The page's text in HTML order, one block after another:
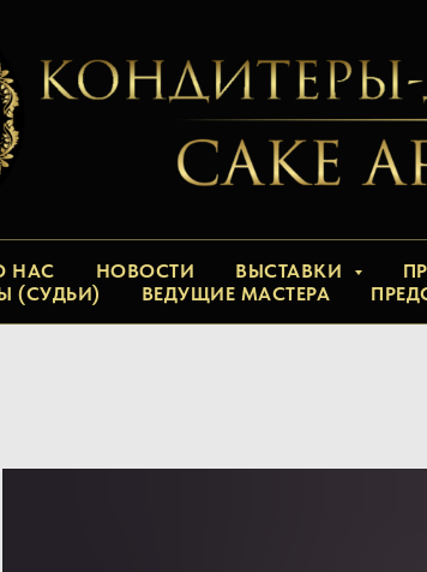
НАС НОВОСТИ ВЫСТАВКИ
(СУДЬИ)
ВЕДУЩИЕ МАСТЕРА